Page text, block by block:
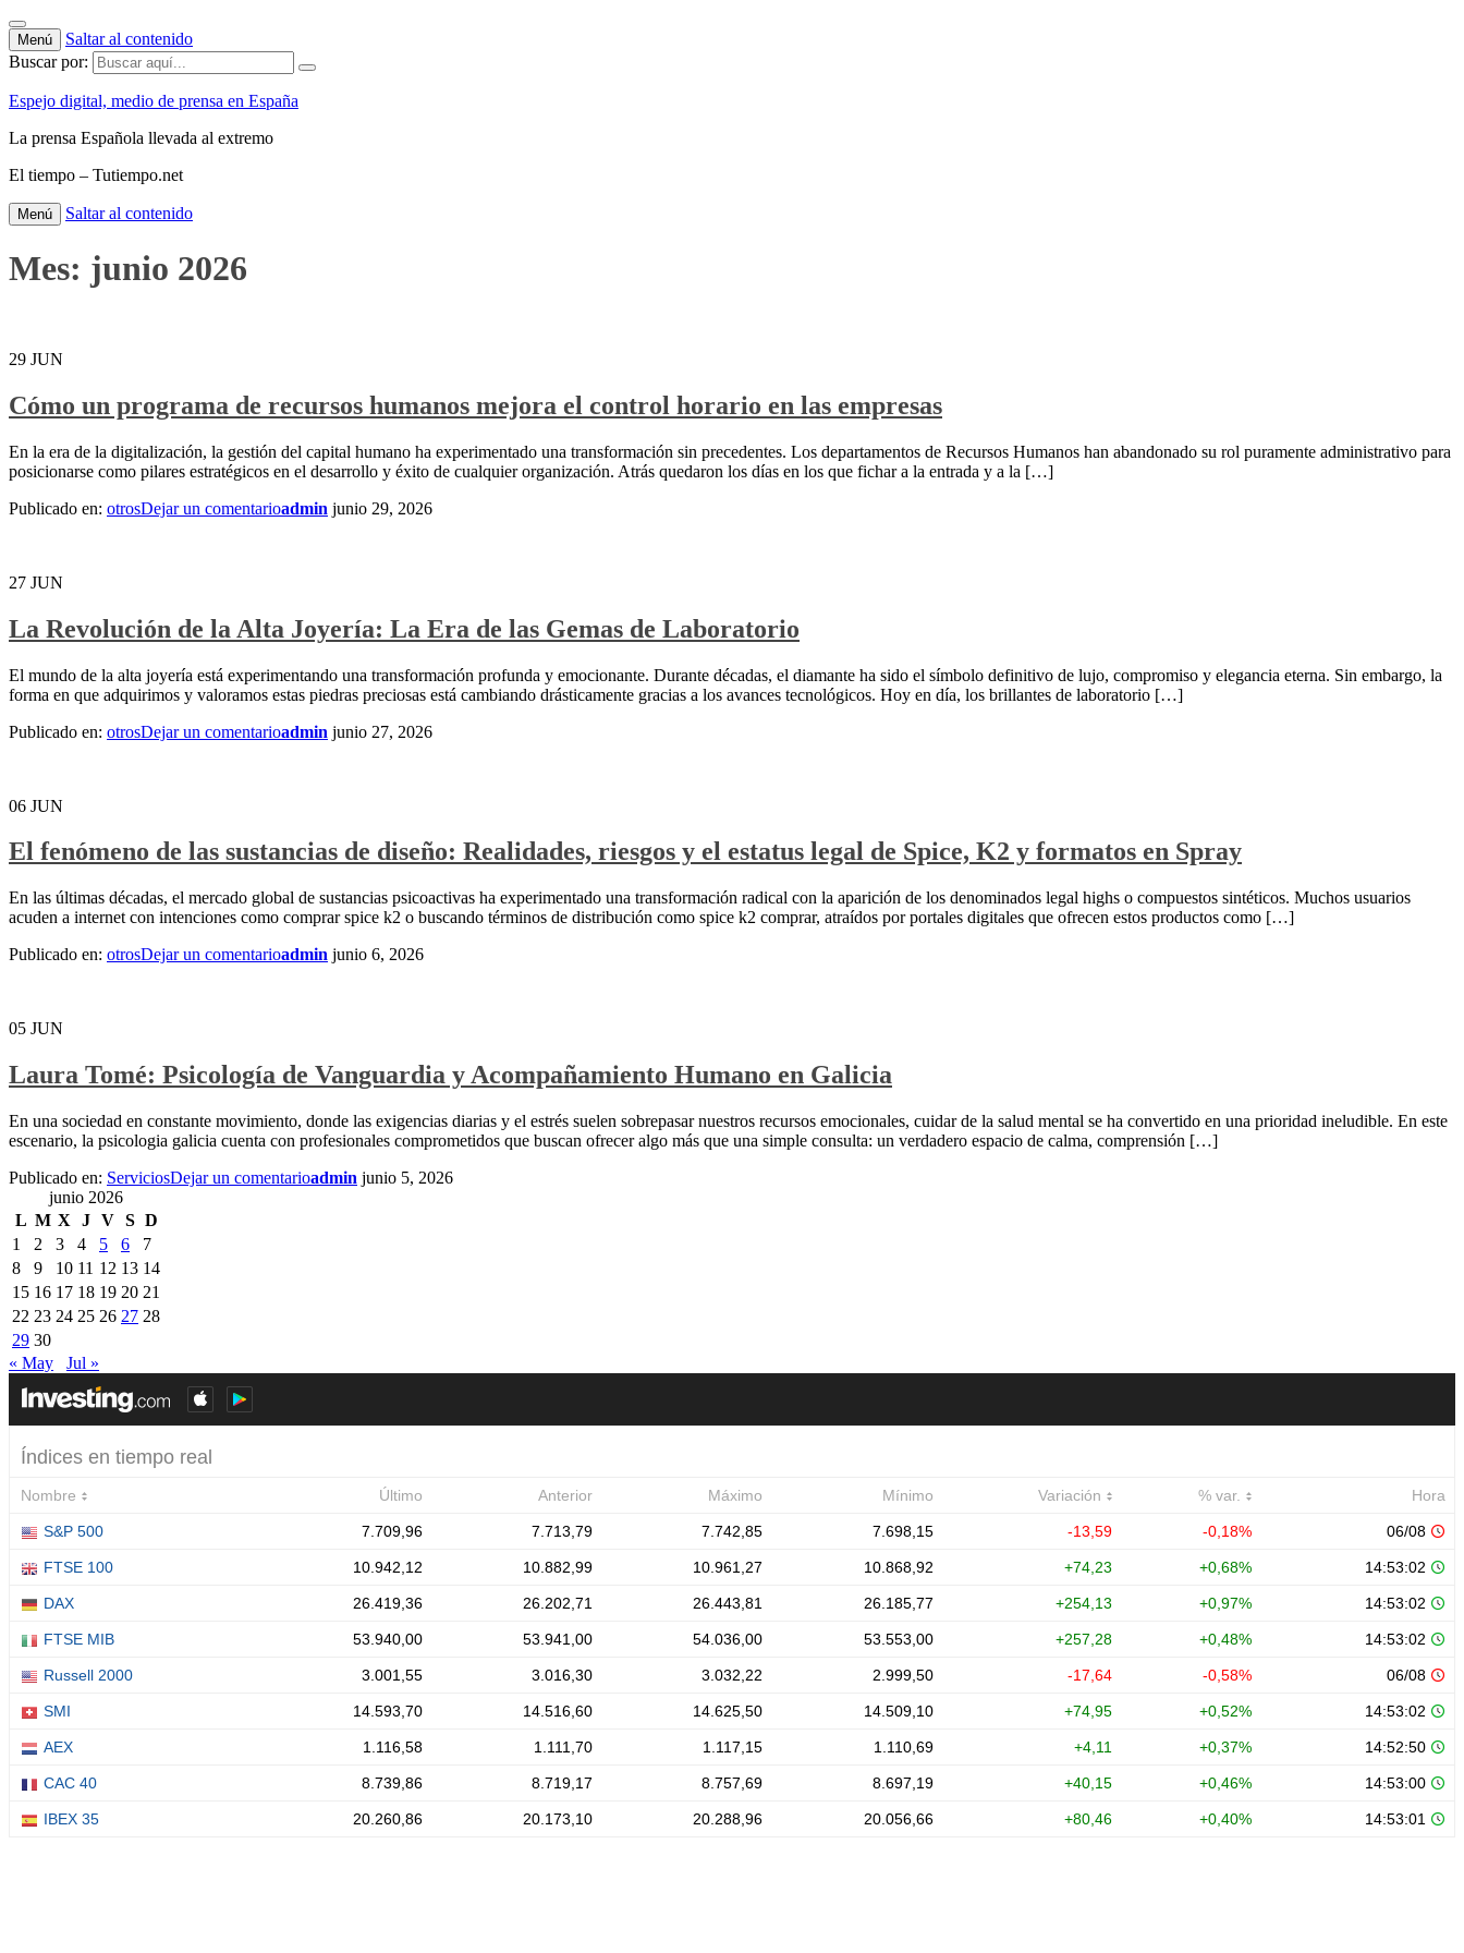
Menú
Saltar al contenido
Buscar por:
Espejo digital, medio de prensa en España
La prensa Española llevada al extremo
El tiempo – Tutiempo.net
Menú Saltar al contenido
Mes: junio 2026
29 JUN
Cómo un programa de recursos humanos mejora el control horario en las empresas
En la era de la digitalización, la gestión del capital humano ha experimentado una transformación sin precedentes. Los departamentos de Recursos Humanos han abandonado su rol puramente administrativo para
posicionarse como pilares estratégicos en el desarrollo y éxito de cualquier organización. Atrás quedaron los días en los que fichar a la entrada y a la […]
Publicado en: otrosDejar un comentarioadmin junio 29, 2026
27 JUN
La Revolución de la Alta Joyería: La Era de las Gemas de Laboratorio
El mundo de la alta joyería está experimentando una transformación profunda y emocionante. Durante décadas, el diamante ha sido el símbolo definitivo de lujo, compromiso y elegancia eterna. Sin embargo, la
forma en que adquirimos y valoramos estas piedras preciosas está cambiando drásticamente gracias a los avances tecnológicos. Hoy en día, los brillantes de laboratorio […]
Publicado en: otrosDejar un comentarioadmin junio 27, 2026
06 JUN
El fenómeno de las sustancias de diseño: Realidades, riesgos y el estatus legal de Spice, K2 y formatos en Spray
En las últimas décadas, el mercado global de sustancias psicoactivas ha experimentado una transformación radical con la aparición de los denominados legal highs o compuestos sintéticos. Muchos usuarios
acuden a internet con intenciones como comprar spice k2 o buscando términos de distribución como spice k2 comprar, atraídos por portales digitales que ofrecen estos productos como […]
Publicado en: otrosDejar un comentarioadmin junio 6, 2026
05 JUN
Laura Tomé: Psicología de Vanguardia y Acompañamiento Humano en Galicia
En una sociedad en constante movimiento, donde las exigencias diarias y el estrés suelen sobrepasar nuestros recursos emocionales, cuidar de la salud mental se ha convertido en una prioridad ineludible. En este
escenario, la psicologia galicia cuenta con profesionales comprometidos que buscan ofrecer algo más que una simple consulta: un verdadero espacio de calma, comprensión […]
Publicado en: ServiciosDejar un comentarioadmin junio 5, 2026
junio 2026
L M X J V S D
1
2 3 4 5 6
7
8
9 10 11 12 13 14
15 16 17 18 19 20 21
22 23 24 25 26 27 28
29 30
« May
Jul »